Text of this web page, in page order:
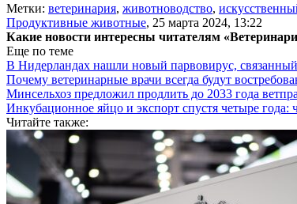
Метки: ветеринария, животноводство,
Продуктивные животные, 25 марта 2024, 13:22
Какие новости интересны читателям
Еще по теме
В Нидерландах нашли новый парвовирус,
Почему ветеринарные врачи всегда будут
Минсельхоз предложил продлить до 2033 года
Инкубационное яйцо и экспорт спустя четыре года:
Читайте также: